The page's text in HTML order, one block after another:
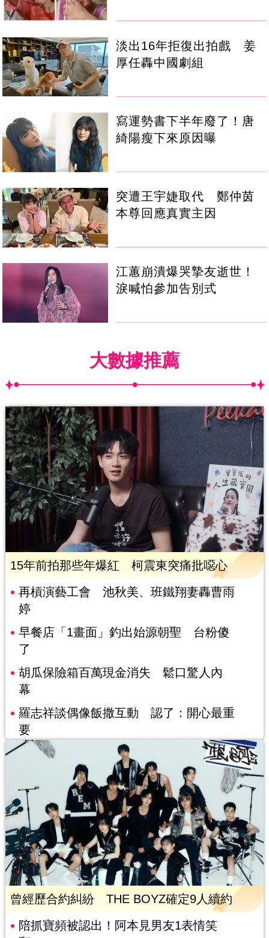
淡出16年拒復出拍戲 姜
厚任轟中國劇組
寫運勢書下半年廢了！唐
綺陽瘦下來原因曝
突遭王宇婕取代 鄭仲茵
本尊回應真實主因
江蕙崩潰爆哭摯友逝世！
淚喊怕參加告別式
大數據推薦
15年前拍那些年爆紅 柯震東突痛批噁心
再槓演藝工會 池秋美、班鐵翔妻轟曹雨
婷
早餐店「1畫面」釣出始源朝聖 台粉傻
了
胡瓜保險箱百萬現金消失 鬆口驚人內
幕
羅志祥談偶像飯撒互動 認了：開心最重
要
曾經歷合約糾紛 THE BOYZ確定9人續約
陪抓寶頻被認出！阿本見男友1表情笑